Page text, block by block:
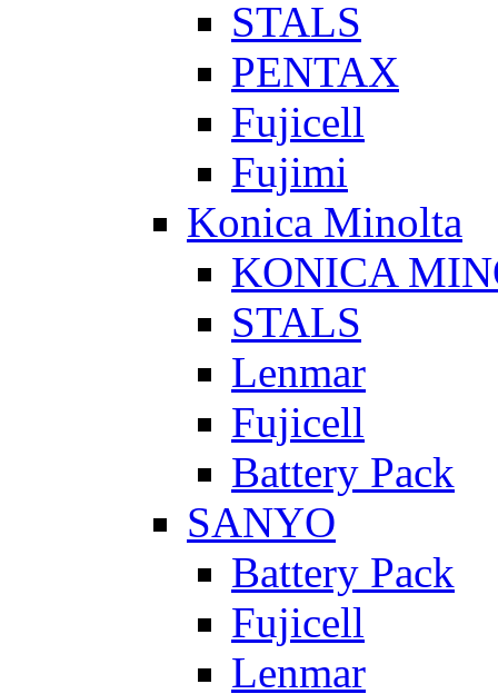
STALS
PENTAX
Fujicell
Fujimi
Konica Minolta
KONICA
STALS
Lenmar
Fujicell
Battery Pack
SANYO
Battery Pack
Fujicell
Lenmar